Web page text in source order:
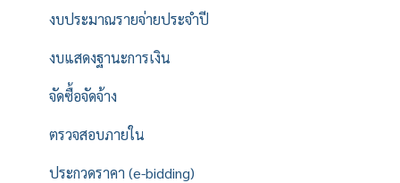
งบประมาณรายจ่ายประจำปี
งบแสดงฐานะการเงิน
จัดซื้อจัดจ้าง
ตรวจสอบภายใน
ประกวดราคา (e-bidding)